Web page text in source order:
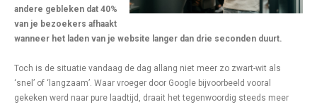
andere gebleken dat 40%
van je bezoekers afhaakt
wanneer het laden van je website langer dan drie seconden duurt.
Toch is de situatie vandaag de dag allang niet meer zo zwart-wit als
‘snel’ of ‘langzaam’. Waar vroeger door Google bijvoorbeeld vooral
gekeken werd naar pure laadtijd, draait het tegenwoordig steeds meer